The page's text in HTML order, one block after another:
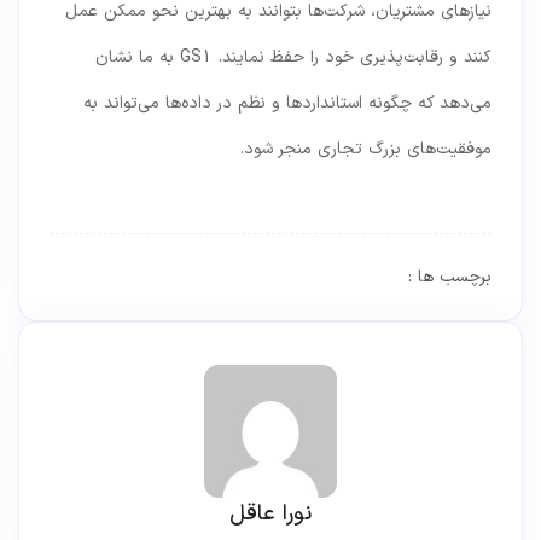
نیازهای مشتریان، شرکت‌ها بتوانند به بهترین نحو ممکن عمل
کنند و رقابت‌پذیری خود را حفظ نمایند. GS1 به ما نشان
می‌دهد که چگونه استانداردها و نظم در داده‌ها می‌تواند به
موفقیت‌های بزرگ تجاری منجر شود.
برچسب ها :
نورا عاقل